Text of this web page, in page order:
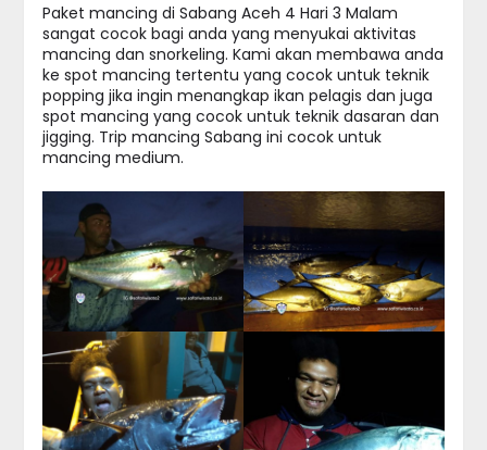
Paket mancing di Sabang Aceh 4 Hari 3 Malam
sangat cocok bagi anda yang menyukai aktivitas
mancing dan snorkeling. Kami akan membawa anda
ke spot mancing tertentu yang cocok untuk teknik
popping jika ingin menangkap ikan pelagis dan juga
spot mancing yang cocok untuk teknik dasaran dan
jigging. Trip mancing Sabang ini cocok untuk
mancing medium.